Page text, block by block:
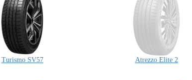
Turismo SV57 Atrezzo Elite 2